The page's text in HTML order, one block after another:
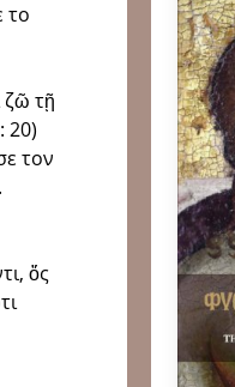
το
ζῶ τῇ
20)
τον
ὅς